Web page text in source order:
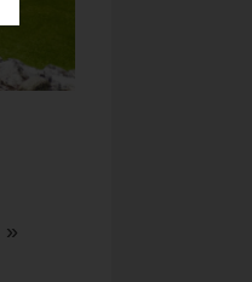
»